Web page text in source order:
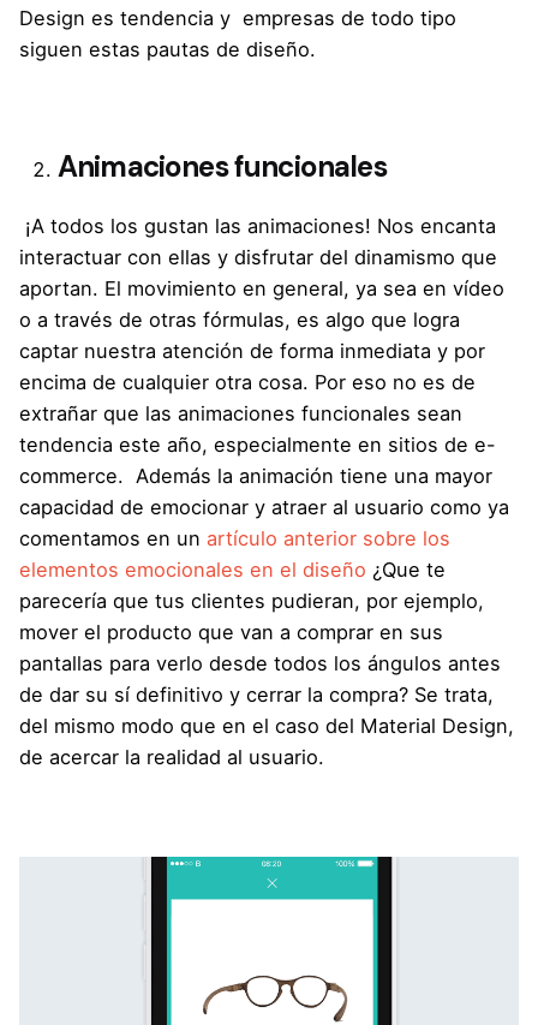
Design es tendencia y empresas de todo tipo
siguen estas pautas de diseño.
Animaciones funcionales
¡A todos los gustan las animaciones! Nos encanta
interactuar con ellas y disfrutar del dinamismo que
aportan. El movimiento en general, ya sea en vídeo
o a través de otras fórmulas, es algo que logra
captar nuestra atención de forma inmediata y por
encima de cualquier otra cosa. Por eso no es de
extrañar que las animaciones funcionales sean
tendencia este año, especialmente en sitios de e-
commerce. Además la animación tiene una mayor
capacidad de emocionar y atraer al usuario como ya
comentamos en un artículo anterior sobre los
elementos emocionales en el diseño ¿Que te
parecería que tus clientes pudieran, por ejemplo,
mover el producto que van a comprar en sus
pantallas para verlo desde todos los ángulos antes
de dar su sí definitivo y cerrar la compra? Se trata,
del mismo modo que en el caso del Material Design,
de acercar la realidad al usuario.